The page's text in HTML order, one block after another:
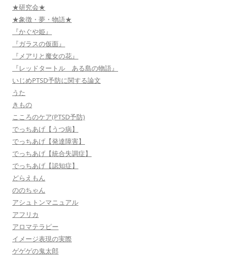
★研究会★
★象徴・夢・物語★
『かぐや姫』
『ガラスの仮面』
『メアリと魔女の花』
『レッドタートル ある島の物語』
いじめPTSD予防に関する論文
うた
きもの
こころのケア(PTSD予防)
でっちあげ【うつ病】
でっちあげ【発達障害】
でっちあげ【統合失調症】
でっちあげ【認知症】
どらえもん
ののちゃん
アシュトンマニュアル
アフリカ
アロマテラピー
イメージ表現の実際
ゲゲゲの鬼太郎